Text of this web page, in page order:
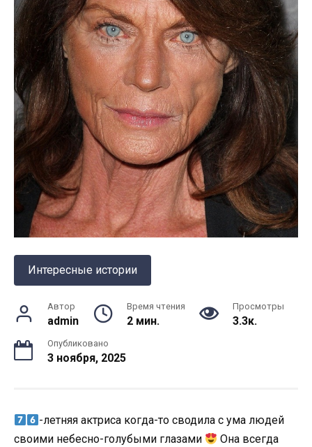
Интересные истории
Автор
admin
Время чтения
2 мин.
Просмотры
3.3к.
Опубликовано
3 ноября, 2025
-летняя актриса когда-то сводила с ума людей
своими небесно-голубыми глазами
Она всегда